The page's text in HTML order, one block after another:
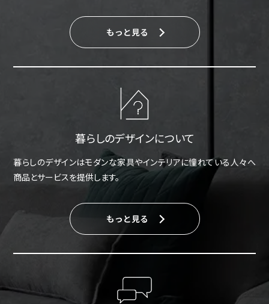
もっと見る
暮らしのデザインについて
暮らしのデザインはモダンな家具やインテリアに憧れている人々へ
商品とサービスを提供します。
もっと見る